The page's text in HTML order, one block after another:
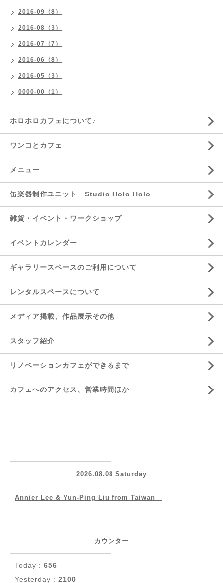
2016-09（8）
2016-08（3）
2016-07（7）
2016-06（8）
2016-05（3）
0000-00（1）
ホロホロカフェについて♪
ワンコとカフェ
メニュー
缶楽器制作ユニット Studio Holo Holo
雑貨・イベント・ワークショップ
イベントカレンダー
ギャラリースペースのご利用について
レンタルスペースについて
メディア掲載、作品展示その他
スタッフ紹介
リノベーションカフェができるまで
カフェへのアクセス、営業時間ほか
2026.08.08 Saturday
Annier Lee & Yun-Ping Liu from Taiwan
カウンター
Today : 656
Yesterday : 2100